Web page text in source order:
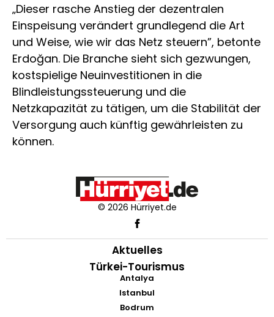
„Dieser rasche Anstieg der dezentralen
Einspeisung verändert grundlegend die Art
und Weise, wie wir das Netz steuern”, betonte
Erdoğan. Die Branche sieht sich gezwungen,
kostspielige Neuinvestitionen in die
Blindleistungssteuerung und die
Netzkapazität zu tätigen, um die Stabilität der
Versorgung auch künftig gewährleisten zu
können.
© 2026 Hürriyet.de
Aktuelles
Türkei-Tourismus
Antalya
Istanbul
Bodrum